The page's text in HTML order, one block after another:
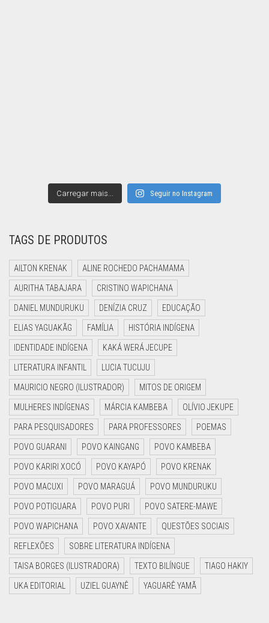
Carregar mais... Seguir no Instagram
TAGS DE PRODUTOS
AILTON KRENAK ALINE ROCHEDO PACHAMAMA
AURITHA TABAJARA CRISTINO WAPICHANA
DANIEL MUNDURUKU DENÍZIA CRUZ EDUCAÇÃO
ELIAS YAGUAKÃG FAMÍLIA HISTÓRIA INDÍGENA
IDENTIDADE INDÍGENA KAKÁ WERÁ JECUPE
LITERATURA INFANTIL LUCIA TUCUJU
MAURICIO NEGRO (ILUSTRADOR) MITOS DE ORIGEM
MULHERES INDÍGENAS MÁRCIA KAMBEBA OLÍVIO JEKUPE
PARA PESQUISADORES PARA PROFESSORES POEMAS
POVO GUARANI POVO KAINGANG POVO KAMBEBA
POVO KARIRI XOCÓ POVO KAYAPÓ POVO KRENAK
POVO MACUXI POVO MARAGUÁ POVO MUNDURUKU
POVO POTIGUARA POVO PURI POVO SATERE-MAWE
POVO WAPICHANA POVO XAVANTE QUESTÕES SOCIAIS
REFLEXÕES SOBRE LITERATURA INDÍGENA
TAISA BORGES (ILUSTRADORA) TEXTO BILÍNGUE TIAGO HAKIY
UKA EDITORIAL UZIEL GUAYNÊ YAGUARÊ YAMÃ